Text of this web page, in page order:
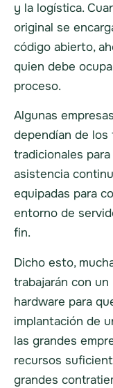
y la logística.
original se
código abierto,
quien debe
proceso.
Algunas
dependían de los
tradicionales
asistencia
equipadas para
entorno de
fin.
Dicho esto,
trabajarán con
hardware para
implantación de
las grandes
recursos
grandes